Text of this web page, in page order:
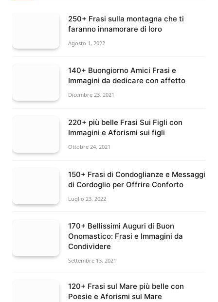
250+ Frasi sulla montagna che ti
faranno innamorare di loro
Agosto 1, 2022
140+ Buongiorno Amici Frasi e
Immagini da dedicare con affetto
Dicembre 23, 2021
220+ più belle Frasi Sui Figli con
Immagini e Aforismi sui figli
Ottobre 24, 2021
150+ Frasi di Condoglianze e Messaggi
di Cordoglio per Offrire Conforto
Luglio 23, 2022
170+ Bellissimi Auguri di Buon
Onomastico: Frasi e Immagini da
Condividere
Settembre 13, 2021
120+ Frasi sul Mare più belle con
Poesie e Aforismi sul Mare